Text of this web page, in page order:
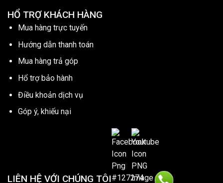
HỔ TRỢ KHÁCH HÀNG
Mua hàng trực tuyến
Hướng dẫn thanh toán
Mua hàng trả góp
Hổ trợ bảo hành
Điều khoản dịch vụ
Góp ý, khiếu nại
LIÊN HỆ VỚI CHÚNG TÔI